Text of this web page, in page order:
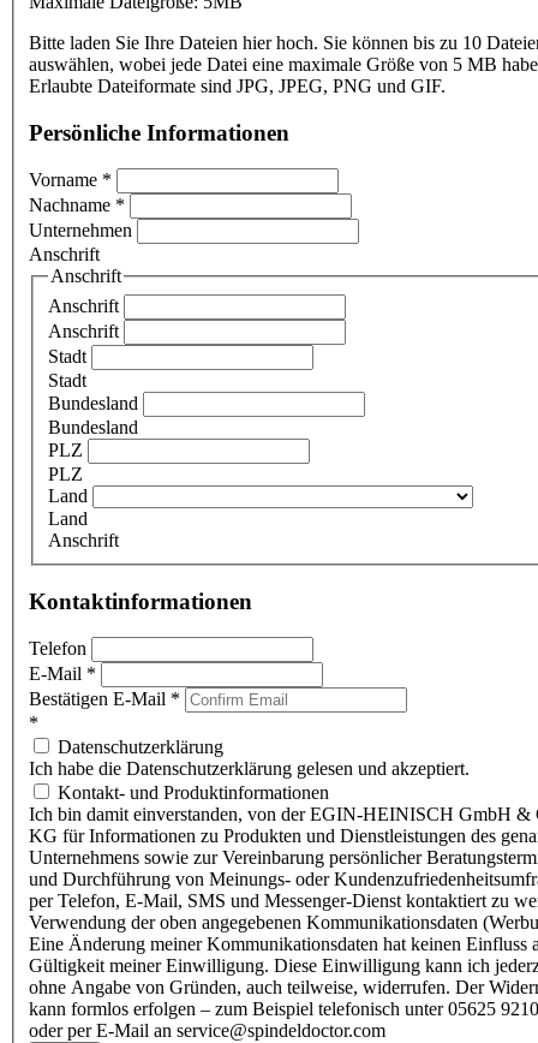
Bitte laden Sie Ihre Dateien hier hoch. Sie können bis zu 10
auswählen, wobei jede Datei eine maximale Größe von 5 MB
Erlaubte Dateiformate sind JPG, JPEG, PNG und GIF.
Persönliche Informationen
Vorname *
Nachname *
Unternehmen
Anschrift
Anschrift
Anschrift
Anschrift
Stadt
Stadt
Bundesland
Bundesland
PLZ
PLZ
Land
Land
Anschrift
Kontaktinformationen
Telefon
E-Mail *
Bestätigen E-Mail *
*
Datenschutzerklärung
Ich habe die Datenschutzerklärung gelesen und akzeptiert.
Kontakt- und Produktinformationen
Ich bin damit einverstanden, von der EGIN-HEINISCH GmbH &
KG für Informationen zu Produkten und Dienstleistungen des
Unternehmens sowie zur Vereinbarung persönlicher
und Durchführung von Meinungs- oder
per Telefon, E-Mail, SMS und Messenger-Dienst kontaktiert zu
Verwendung der oben angegebenen Kommunikationsdaten
Eine Änderung meiner Kommunikationsdaten hat keinen Einfluss
Gültigkeit meiner Einwilligung. Diese Einwilligung kann ich
ohne Angabe von Gründen, auch teilweise, widerrufen. Der
kann formlos erfolgen – zum Beispiel telefonisch unter 05625
oder per E-Mail an service@spindeldoctor.com